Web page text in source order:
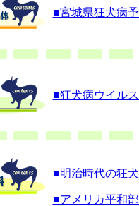
■宮城県狂犬病
■狂犬病ウイル
■明治時代の狂
■アメリカ平和